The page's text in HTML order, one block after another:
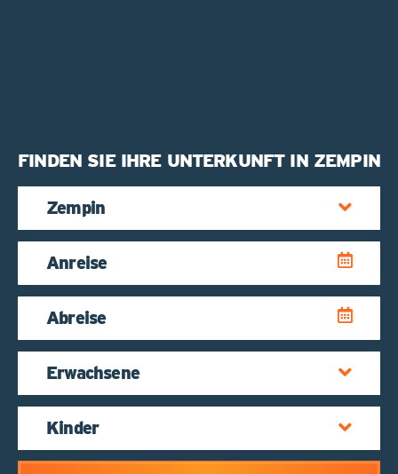
FINDEN SIE IHRE UNTERKUNFT IN ZEMPIN